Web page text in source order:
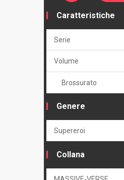
Caratteristiche
Serie
Volume
Brossurato
Genere
Supereroi
Collana